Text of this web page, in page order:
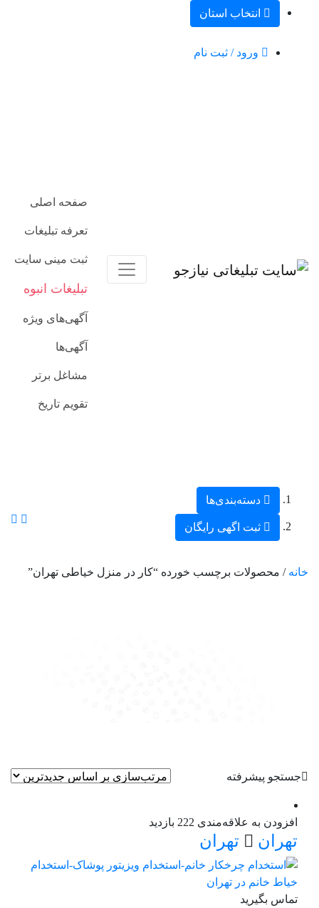
ورود / ثبت نام
صفحه اصلی
تعرفه تبلیغات
ثبت مینی سایت
تبلیغات انبوه
آگهی‌های ویژه
آگهی‌ها
مشاغل برتر
تقویم تاریخ
دسته‌بندی‌ها
ثبت اگهی رایگان
خانه / محصولات برچسب خورده “کار در منزل خیاطی تهران”
جستجو پیشرفته
افزودن به علاقه‌مندی 222 بازدید
تهران تهران
تماس بگیرید